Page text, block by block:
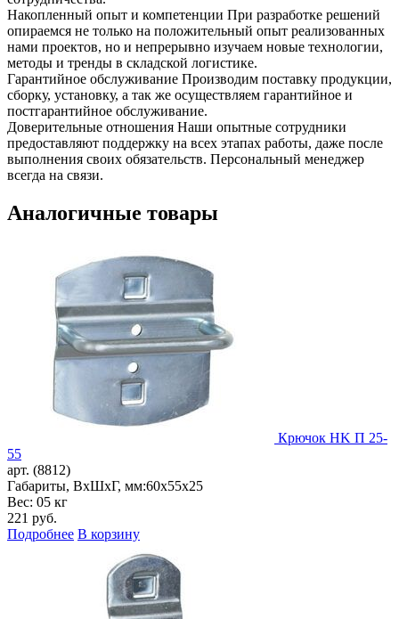
Накопленный опыт и компетенции При разработке решений
опираемся не только на положительный опыт реализованных
нами проектов, но и непрерывно изучаем новые технологии,
методы и тренды в складской логистике.
Гарантийное обслуживание Производим поставку продукции,
сборку, установку, а так же осуществляем гарантийное и
постгарантийное обслуживание.
Доверительные отношения Наши опытные сотрудники
предоставляют поддержку на всех этапах работы, даже после
выполнения своих обязательств. Персональный менеджер
всегда на связи.
Аналогичные товары
Крючок HK П 25-
55
арт. (8812)
Габариты, ВxШxГ, мм:60x55x25
Вес: 05 кг
221 руб.
Подробнее В корзину